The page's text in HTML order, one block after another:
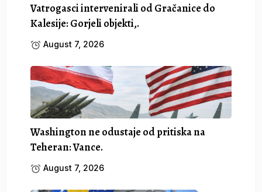
Vatrogasci intervenirali od Gračanice do
Kalesije: Gorjeli objekti,.
August 7, 2026
Washington ne odustaje od pritiska na
Teheran: Vance.
August 7, 2026